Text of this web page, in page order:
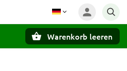
Warenkorb leeren